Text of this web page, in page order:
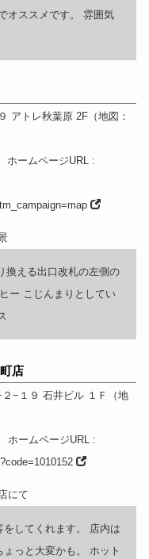
オススメです。 雰囲気
アトレ秋葉原 2F（地図：
ホームページURL:
換える出口改札の左側の
ー こじんまりとしてい
店
−１９ 石井ビル １Ｆ （地
ホームページURL:
してくれます。 店内は
っと大変かも。 ホット